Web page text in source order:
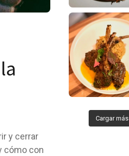
y cerrar
cómo con
Cargar más